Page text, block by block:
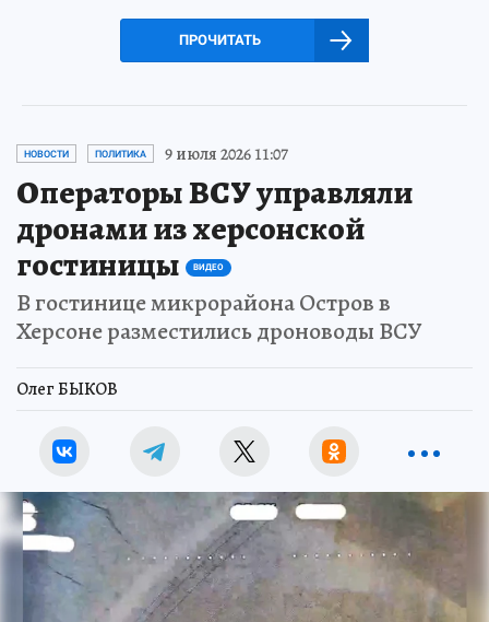
ПРОЧИТАТЬ
НОВОСТИ ПОЛИТИКА 9 июля 2026 11:07
Операторы ВСУ управляли
дронами из херсонской
гостиницы
ВИДЕО
В гостинице микрорайона Остров в
Херсоне разместились дроноводы ВСУ
Олег БЫКОВ